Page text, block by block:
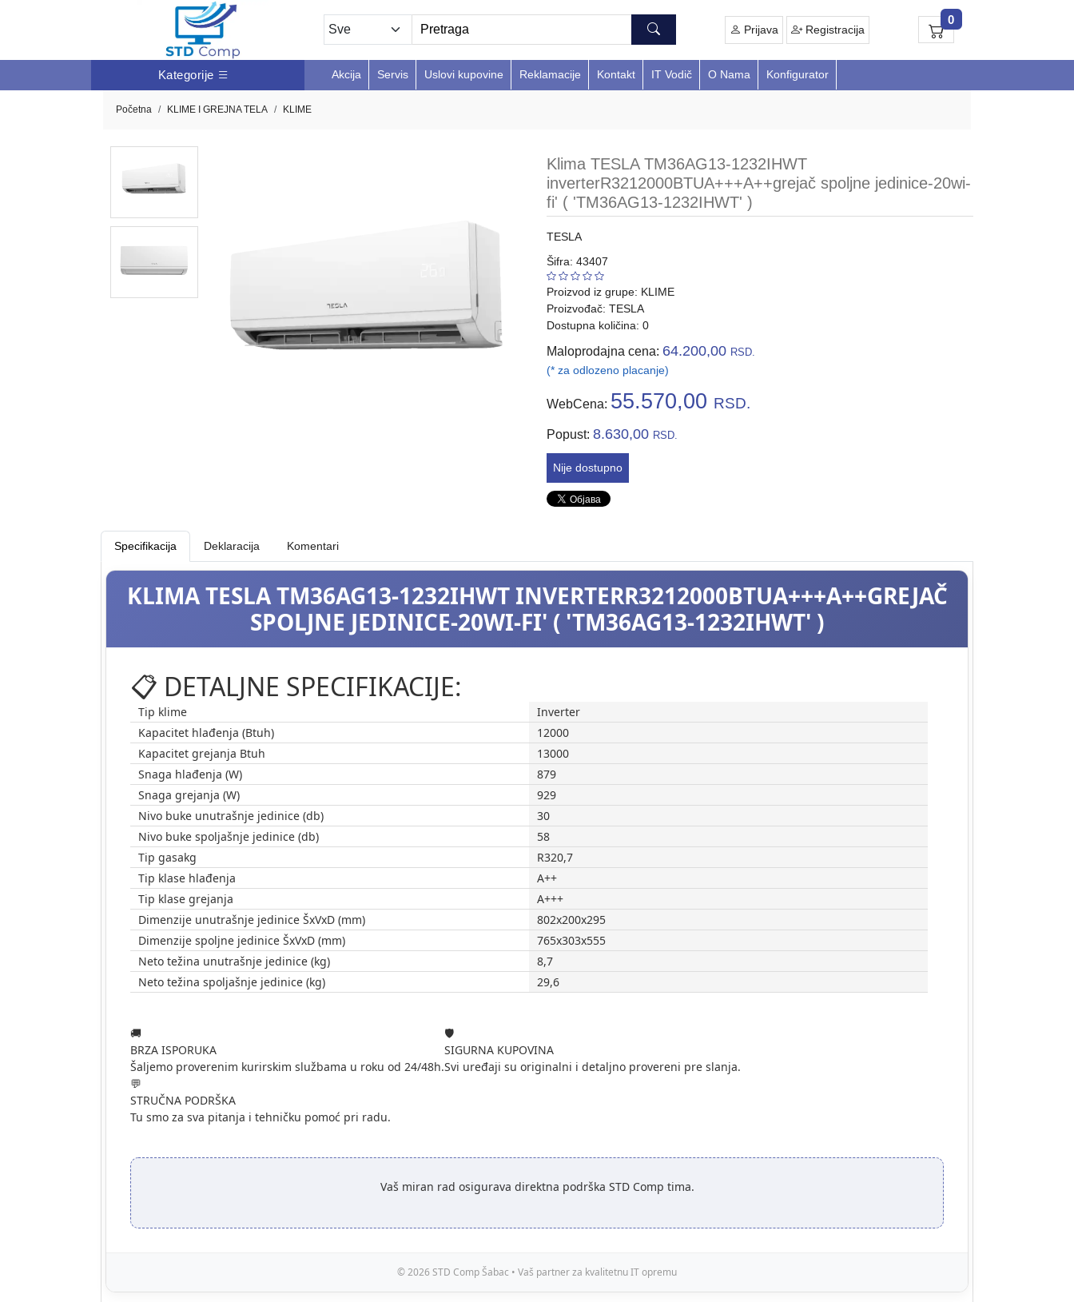
Prijava Registracija
0
Kategorije Akcija Servis Uslovi kupovine Reklamacije Kontakt IT Vodič O Nama Konfigurator
Početna KLIME I GREJNA TELA KLIME
Klima TESLA TM36AG13-1232IHWT
inverterR3212000BTUA+++A++grejač spoljne jedinice-20wi-
fi' ( 'TM36AG13-1232IHWT' )
TESLA
Šifra: 43407
Proizvod iz grupe: KLIME
Proizvođač: TESLA
Dostupna količina: 0
Maloprodajna cena: 64.200,00 RSD.
(* za odlozeno placanje)
WebCena: 55.570,00 RSD.
Popust: 8.630,00 RSD.
Nije dostupno
Specifikacija Deklaracija Komentari
KLIMA TESLA TM36AG13-1232IHWT INVERTERR3212000BTUA+++A++GREJAČ
SPOLJNE JEDINICE-20WI-FI' ( 'TM36AG13-1232IHWT' )
📋 DETALJNE SPECIFIKACIJE:
Tip klime
Inverter
Kapacitet hlađenja (Btuh)
12000
Kapacitet grejanja Btuh
13000
Snaga hlađenja (W)
879
Snaga grejanja (W)
929
Nivo buke unutrašnje jedinice (db)
30
Nivo buke spoljašnje jedinice (db)
58
Tip gasakg
R320,7
Tip klase hlađenja
A++
Tip klase grejanja
A+++
Dimenzije unutrašnje jedinice ŠxVxD (mm)
802x200x295
Dimenzije spoljne jedinice ŠxVxD (mm)
765x303x555
Neto težina unutrašnje jedinice (kg)
8,7
Neto težina spoljašnje jedinice (kg)
29,6
🚚
BRZA ISPORUKA
Šaljemo proverenim kurirskim službama u roku od 24/48h.
🛡️
SIGURNA KUPOVINA
Svi uređaji su originalni i detaljno provereni pre slanja.
💬
STRUČNA PODRŠKA
Tu smo za sva pitanja i tehničku pomoć pri radu.
Vaš miran rad osigurava direktna podrška STD Comp tima.
© 2026 STD Comp Šabac • Vaš partner za kvalitetnu IT opremu